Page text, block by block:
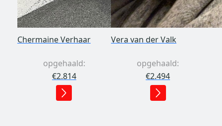
Chermaine Verhaar
opgehaald:
€2.814
Vera van der Valk
opgehaald:
€2.494